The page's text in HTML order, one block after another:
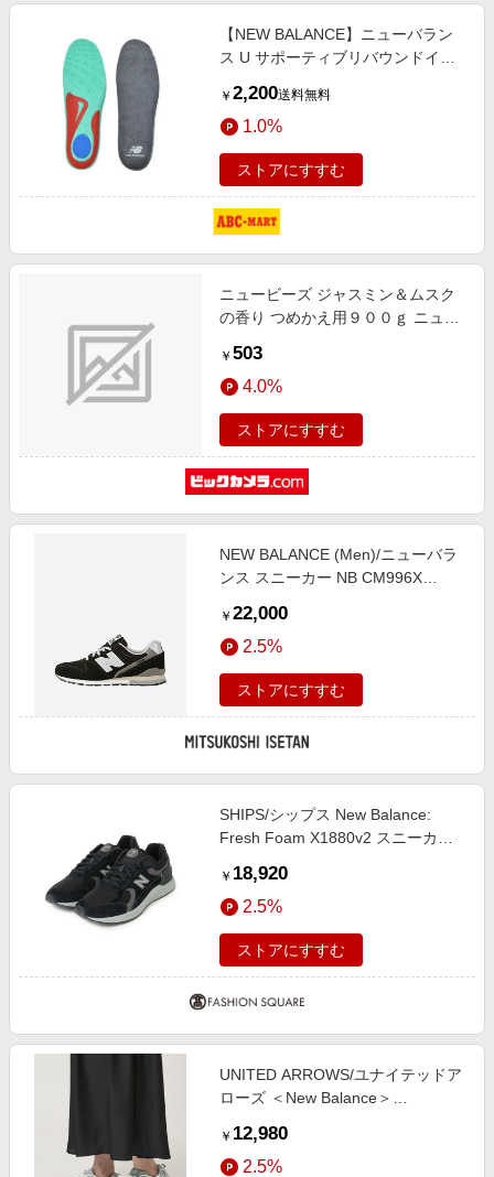
【NEW BALANCE】ニューバラン
ス U サポーティブリバウンドイン
GR S(23-24cm) グレー
￥ 2,200送料無料
1.0%
ストアにすすむ
ニュービーズ ジャスミン＆ムスク
の香り つめかえ用９００ｇ ニュー
￥ 503
4.0%
ストアにすすむ
NEW BALANCE (Men)/ニューバラ
ンス スニーカー NB CM996X
丹/公式】
￥ 22,000
2.5%
ストアにすすむ
SHIPS/シップス New Balance:
Fresh Foam X1880v2 スニーカー
￥ 18,920
2.5%
ストアにすすむ
UNITED ARROWS/ユナイテッドア
ローズ ＜New Balance＞
GRAY 23.5cm
￥ 12,980
2.5%